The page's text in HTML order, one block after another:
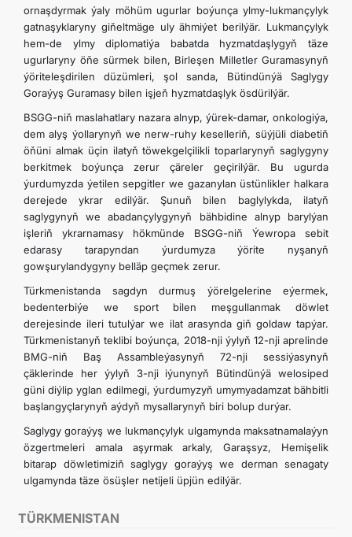
TÜRKMENISTAN
ornaşdyrmak ýaly möhüm ugurlar boýunça ylmy-lukmançylyk
gatnaşyklaryny gi­ňeltmäge uly ähmiýet berilýär. Lukmançylyk
hem-de ylmy diplomatiýa babatda hyzmatdaşlygyň täze
ugurlaryny öňe sürmek bilen, Birleşen Milletler Guramasynyň
ýöriteleşdirilen düzümleri, şol sanda, Bütindünýä Saglygy
Goraýyş Guramasy bilen işjeň hyzmatdaşlyk ösdürilýär.
BSGG-niň maslahatlary nazara alnyp, ýürek-damar, onkologiýa,
dem alyş ýollarynyň we nerw-ruhy keselleriň, süýjüli diabetiň
öňüni almak üçin ilatyň töwekgelçilikli toparlarynyň saglygyny
berkitmek boýunça zerur çäreler geçirilýär. Bu ugurda
ýurdumyzda ýetilen sepgitler we gazanylan üstünlikler halkara
derejede ykrar edilýär. Şunuň bilen baglylykda, ilatyň
saglygynyň we abadançylygynyň bähbidine alnyp barylýan
işleriň ykrarnamasy hökmünde BSGG-niň Ýewropa sebit
edarasy tarapyndan ýurdumyza ýörite nyşanyň
gowşurylandygyny belläp geçmek zerur.
Türkmenistanda sagdyn durmuş ýörelgelerine eýermek,
bedenterbiýe we sport bilen meşgullanmak döwlet
derejesinde ileri tutulýar we ilat arasynda giň goldaw tapýar.
Türkmenistanyň teklibi boýunça, 2018-nji ýylyň 12-nji aprelinde
BMG-niň Baş Assambleýasynyň 72-nji sessiýasynyň
çäklerinde her ýylyň 3-nji iýunynyň Bütindünýä welosiped
güni diýlip yglan edilmegi, ýurdumyzyň umymyadamzat bähbitli
başlangyçlarynyň aýdyň mysallarynyň biri bolup durýar.
Saglygy goraýyş we lukmançylyk ulgamynda maksatnamalaýyn
özgertmeleri amala aşyrmak arkaly, Garaşsyz, Hemişelik
bitarap döwletimiziň saglygy goraýyş we derman senagaty
ulgamynda täze ösüşler netijeli üpjün edilýär.